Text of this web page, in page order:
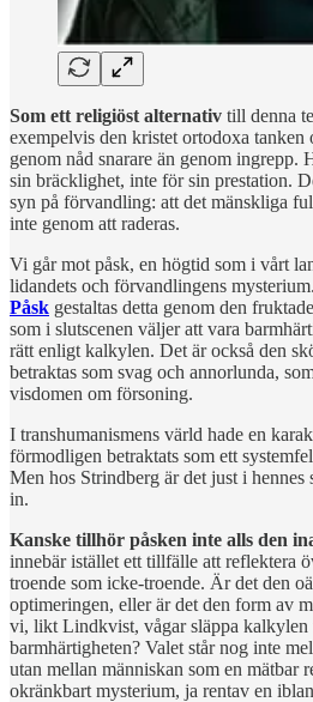
Som ett religiöst alternativ till denna
exempelvis den kristet ortodoxa
genom nåd snarare än genom ingrepp.
sin bräcklighet, inte för sin prestation.
syn på förvandling: att det mänskliga
inte genom att raderas.
Vi går mot påsk, en högtid som i vårt
lidandets och förvandlingens
Påsk gestaltas detta genom den
som i slutscenen väljer att vara
rätt enligt kalkylen. Det är också den
betraktas som svag och annorlunda,
visdomen om försoning.
I transhumanismens värld hade en
förmodligen betraktats som ett
Men hos Strindberg är det just i hennes
in.
Kanske tillhör påsken inte alls den
innebär istället ett tillfälle att reflektera
troende som icke-troende. Är det den
optimeringen, eller är det den form av
vi, likt Lindkvist, vågar släppa
barmhärtigheten? Valet står nog inte
utan mellan människan som en mätbar
okränkbart mysterium, ja rentav en